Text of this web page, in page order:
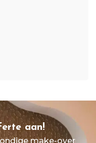
aan!
make-over